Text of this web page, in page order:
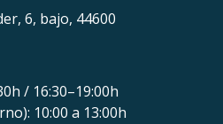
6, bajo, 44600
/ 16:30–19:00h
10:00 a 13:00h